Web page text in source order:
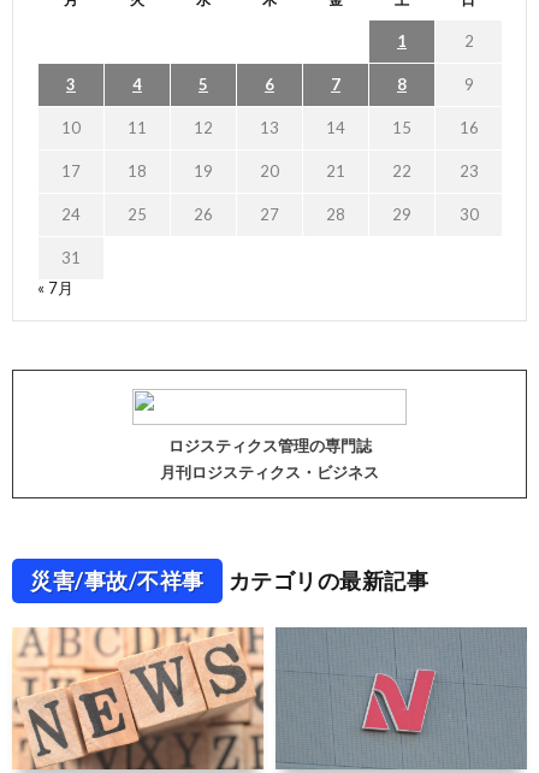
1 2
3 4 5 6 7 8 9
10 11 12 13 14 15 16
17 18 19 20 21 22 23
24 25 26 27 28 29 30
31
« 7月
ロジスティクス管理の専門誌
月刊ロジスティクス・ビジネス
災害/事故/不祥事 カテゴリの最新記事